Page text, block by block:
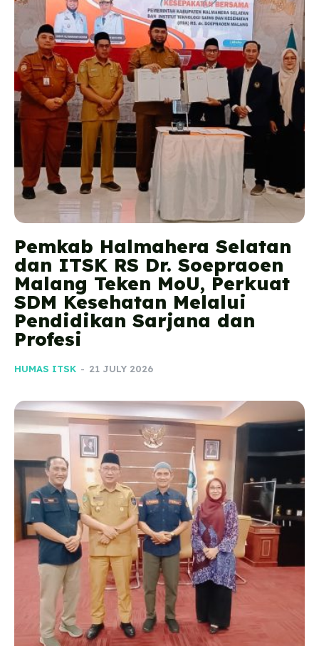
Pemkab Halmahera Selatan
dan ITSK RS Dr. Soepraoen
Malang Teken MoU, Perkuat
SDM Kesehatan Melalui
Pendidikan Sarjana dan
Profesi
HUMAS ITSK - 21 JULY 2026